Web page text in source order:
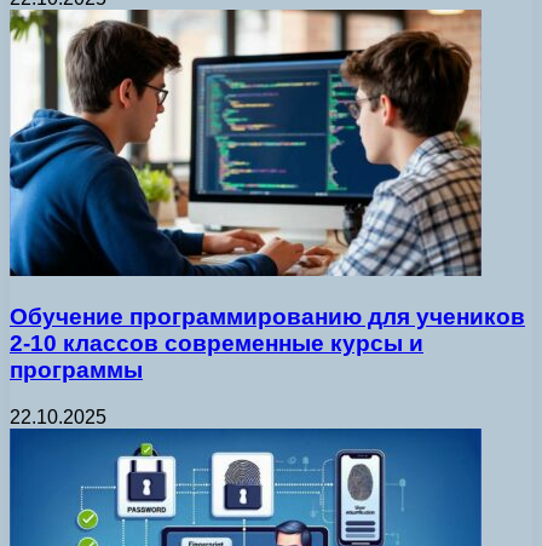
Обучение программированию для учеников
2-10 классов современные курсы и
программы
22.10.2025